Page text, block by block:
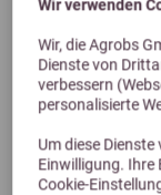
Wir verwenden
Wir, die Agrobs
Dienste von
verbessern
personalisierte
Um diese
Einwilligung. Ihre
Cookie-
Previous